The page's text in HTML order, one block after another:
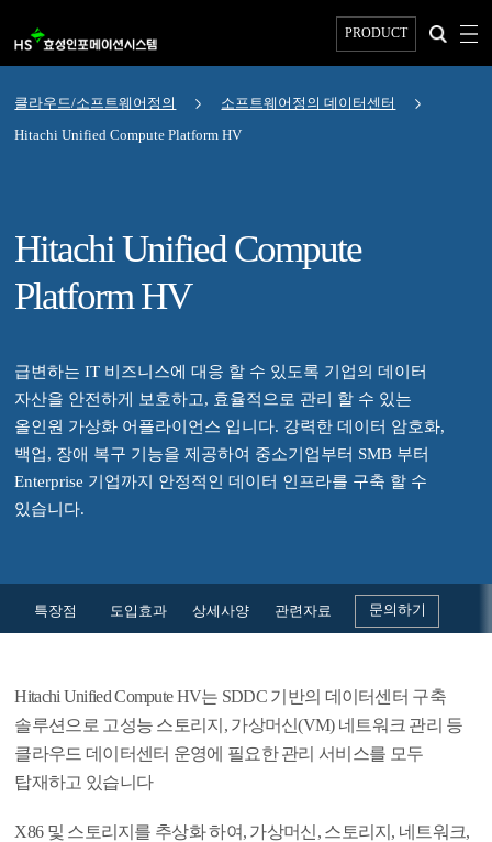
PRODUCT
클라우드/소프트웨어정의
소프트웨어정의 데이터센터
Hitachi Unified Compute Platform HV
Hitachi Unified Compute
Platform HV
급변하는 IT 비즈니스에 대응 할 수 있도록 기업의 데이터
자산을 안전하게 보호하고, 효율적으로 관리 할 수 있는
올인원 가상화 어플라이언스 입니다. 강력한 데이터 암호화,
백업, 장애 복구 기능을 제공하여 중소기업부터 SMB 부터
Enterprise 기업까지 안정적인 데이터 인프라를 구축 할 수
있습니다.
Hitachi Unified Compute Platform HV
특장점 도입효과 상세사양 관련자료 문의하기
Hitachi Unified Compute HV는 SDDC 기반의 데이터센터 구축
솔루션으로 고성능 스토리지, 가상머신(VM) 네트워크 관리 등
클라우드 데이터센터 운영에 필요한 관리 서비스를 모두
탑재하고 있습니다
X86 및 스토리지를 추상화 하여, 가상머신, 스토리지, 네트워크,